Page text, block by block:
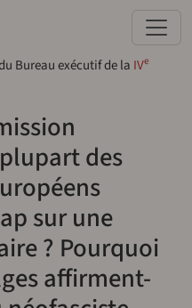
Bureau exécutif de la IVe
des
sur une
? Pourquoi
affirment-